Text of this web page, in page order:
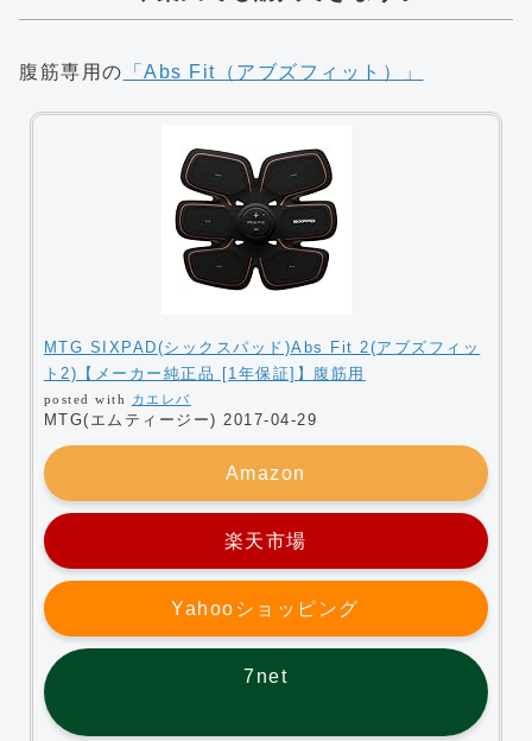
腹筋専用の 「Abs Fit（アブズフィット）」
MTG SIXPAD(シックスパッド)Abs Fit 2(アブズフィッ
ト2)【メーカー純正品 [1年保証]】腹筋用
posted with カエレバ
MTG(エムティージー) 2017-04-29
Amazon
楽天市場
Yahooショッピング
7net